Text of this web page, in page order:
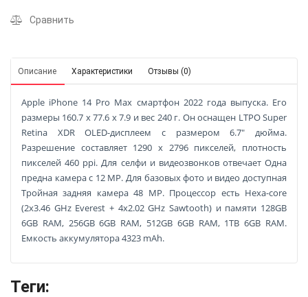
Сравнить
Описание Характеристики Отзывы (0)
Apple iPhone 14 Pro Max смартфон 2022 года выпуска. Его
размеры 160.7 x 77.6 x 7.9 и вес 240 г. Он оснащен LTPO Super
Retina XDR OLED-дисплеем с размером 6.7" дюйма.
Разрешение составляет 1290 x 2796 пикселей, плотность
пикселей 460 ppi. Для селфи и видеозвонков отвечает Одна
предна камера с 12 MP. Для базовых фото и видео доступная
Тройная задняя камера 48 MP. Процессор есть Hexa-core
(2x3.46 GHz Everest + 4x2.02 GHz Sawtooth) и памяти 128GB
6GB RAM, 256GB 6GB RAM, 512GB 6GB RAM, 1TB 6GB RAM.
Емкость аккумулятора 4323 mAh.
Теги: